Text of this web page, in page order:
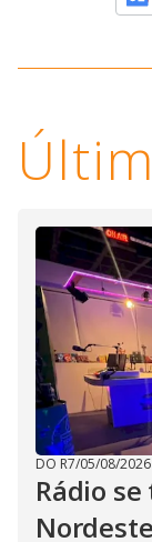
DO R7/05/08/2026
Rádio